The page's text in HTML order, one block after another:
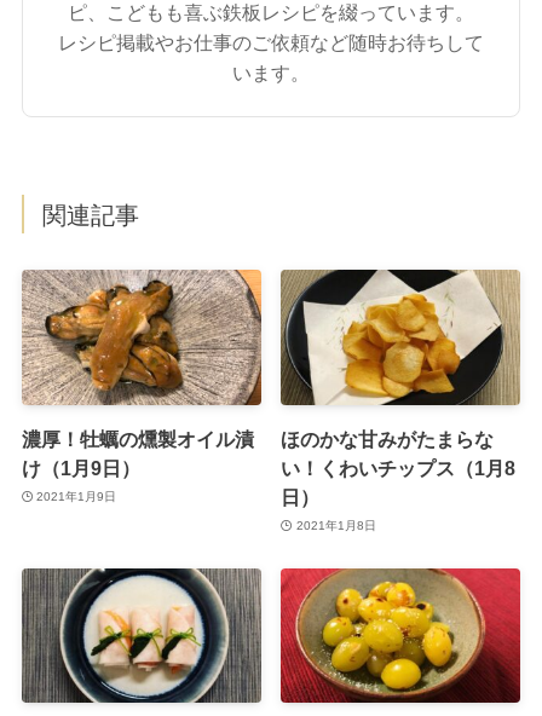
ピ、こどもも喜ぶ鉄板レシピを綴っています。
レシピ掲載やお仕事のご依頼など随時お待ちして
います。
関連記事
濃厚！牡蠣の燻製オイル漬
け（1月9日）
2021年1月9日
ほのかな甘みがたまらな
い！くわいチップス（1月8
日）
2021年1月8日